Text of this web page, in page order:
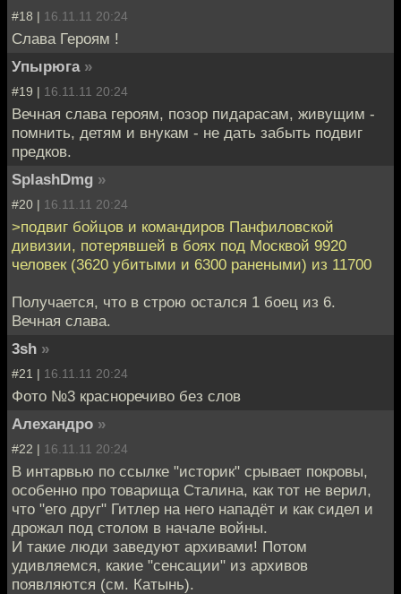
#18 | 16.11.11 20:24
Слава Героям !
Упырюга »
#19 | 16.11.11 20:24
Вечная слава героям, позор пидарасам, живущим -
помнить, детям и внукам - не дать забыть подвиг
предков.
SplashDmg »
#20 | 16.11.11 20:24
>подвиг бойцов и командиров Панфиловской
дивизии, потерявшей в боях под Москвой 9920
человек (3620 убитыми и 6300 ранеными) из 11700
Получается, что в строю остался 1 боец из 6.
Вечная слава.
3sh »
#21 | 16.11.11 20:24
Фото №3 красноречиво без слов
Алехандро »
#22 | 16.11.11 20:24
В интарвью по ссылке "историк" срывает покровы,
особенно про товарища Сталина, как тот не верил,
что "его друг" Гитлер на него нападёт и как сидел и
дрожал под столом в начале войны.
И такие люди заведуют архивами! Потом
удивляемся, какие "сенсации" из архивов
появляются (см. Катынь).